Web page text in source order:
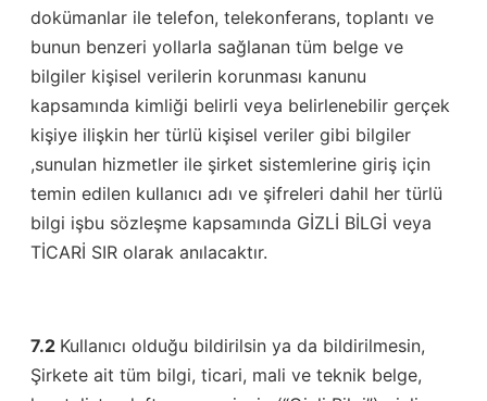
dokümanlar ile telefon, telekonferans, toplantı ve
bunun benzeri yollarla sağlanan tüm belge ve
bilgiler kişisel verilerin korunması kanunu
kapsamında kimliği belirli veya belirlenebilir gerçek
kişiye ilişkin her türlü kişisel veriler gibi bilgiler
,sunulan hizmetler ile şirket sistemlerine giriş için
temin edilen kullanıcı adı ve şifreleri dahil her türlü
bilgi işbu sözleşme kapsamında GİZLİ BİLGİ veya
TİCARİ SIR olarak anılacaktır.
7.2 Kullanıcı olduğu bildirilsin ya da bildirilmesin,
Şirkete ait tüm bilgi, ticari, mali ve teknik belge,